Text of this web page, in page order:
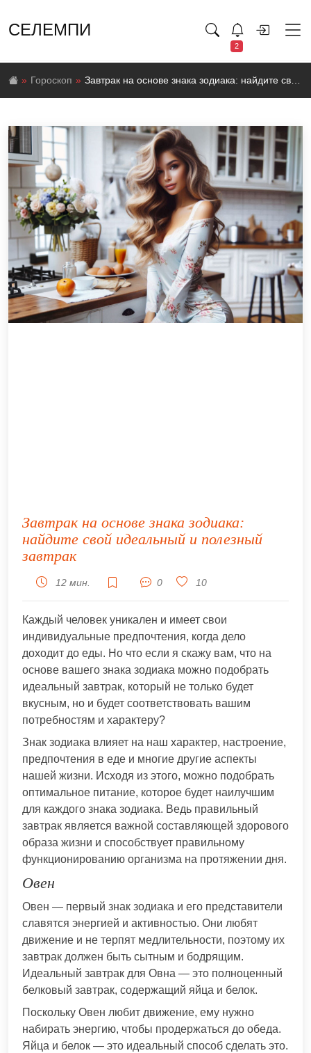
СЕЛЕМПИ
2
Гороскоп Завтрак на основе знака зодиака: найдите свой идеальный и полезный завтрак
Завтрак на основе знака зодиака:
найдите свой идеальный и полезный
завтрак
12 мин. 0 10
Каждый человек уникален и имеет свои
индивидуальные предпочтения, когда дело
доходит до еды. Но что если я скажу вам, что на
основе вашего знака зодиака можно подобрать
идеальный завтрак, который не только будет
вкусным, но и будет соответствовать вашим
потребностям и характеру?
Знак зодиака влияет на наш характер, настроение,
предпочтения в еде и многие другие аспекты
нашей жизни. Исходя из этого, можно подобрать
оптимальное питание, которое будет наилучшим
для каждого знака зодиака. Ведь правильный
завтрак является важной составляющей здорового
образа жизни и способствует правильному
функционированию организма на протяжении дня.
Овен
Овен — первый знак зодиака и его представители
славятся энергией и активностью. Они любят
движение и не терпят медлительности, поэтому их
завтрак должен быть сытным и бодрящим.
Идеальный завтрак для Овна — это полноценный
белковый завтрак, содержащий яйца и белок.
Поскольку Овен любит движение, ему нужно
набирать энергию, чтобы продержаться до обеда.
Яйца и белок — это идеальный способ сделать это.